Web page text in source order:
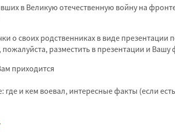
в Великую отечественную войну на
о своих родственниках в виде презентации
пожалуйста, разместить в презентации и
приходится
и кем воевал, интересные факты (если
.